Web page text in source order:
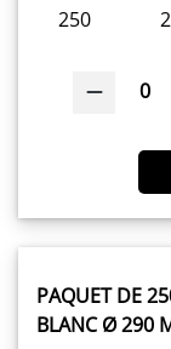
250
0
PAQUET DE
BLANC Ø 290